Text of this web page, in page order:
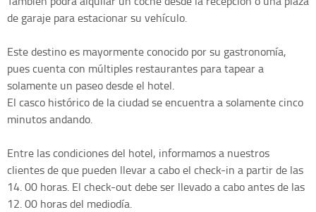
de garaje para estacionar su vehículo.
Este destino es mayormente conocido por su gastronomía,
pues cuenta con múltiples restaurantes para tapear a
solamente un paseo desde el hotel.
El casco histórico de la ciudad se encuentra a solamente cinco
minutos andando.
Entre las condiciones del hotel, informamos a nuestros
clientes de que pueden llevar a cabo el check-in a partir de las
14. 00 horas. El check-out debe ser llevado a cabo antes de las
12. 00 horas del mediodía.